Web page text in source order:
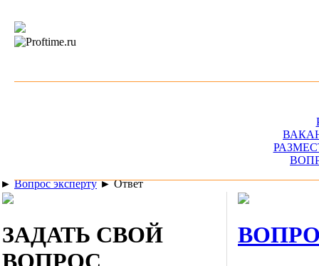
► Вопрос эксперту►Ответ
ЗАДАТЬ СВОЙ